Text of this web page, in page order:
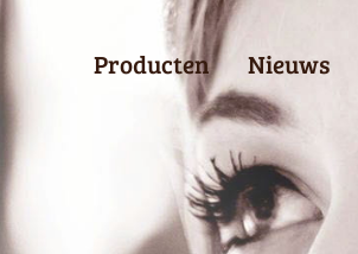
Producten Nieuws